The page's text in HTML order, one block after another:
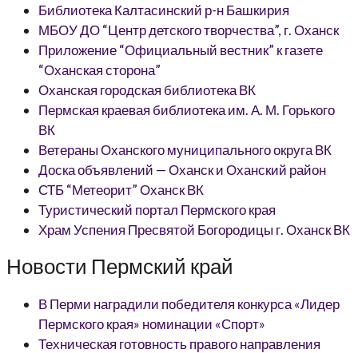
Библиотека Калтасинский р-н Башкирия
МБОУ ДО “Центр детского творчества”, г. Оханск
Приложение “Официальный вестник” к газете
“Оханская сторона”
Оханская городская библиотека ВК
Пермская краевая библиотека им. А. М. Горького
ВК
Ветераны Оханского муниципального округа ВК
Доска объявлений — Оханск и Оханский район
СТБ “Метеорит” Оханск ВК
Туристический портал Пермского края
Храм Успения Пресвятой Богородицы г. Оханск ВК
Новости Пермский край
В Перми наградили победителя конкурса «Лидер
Пермского края» номинации «Спорт»
Техническая готовность правого направления